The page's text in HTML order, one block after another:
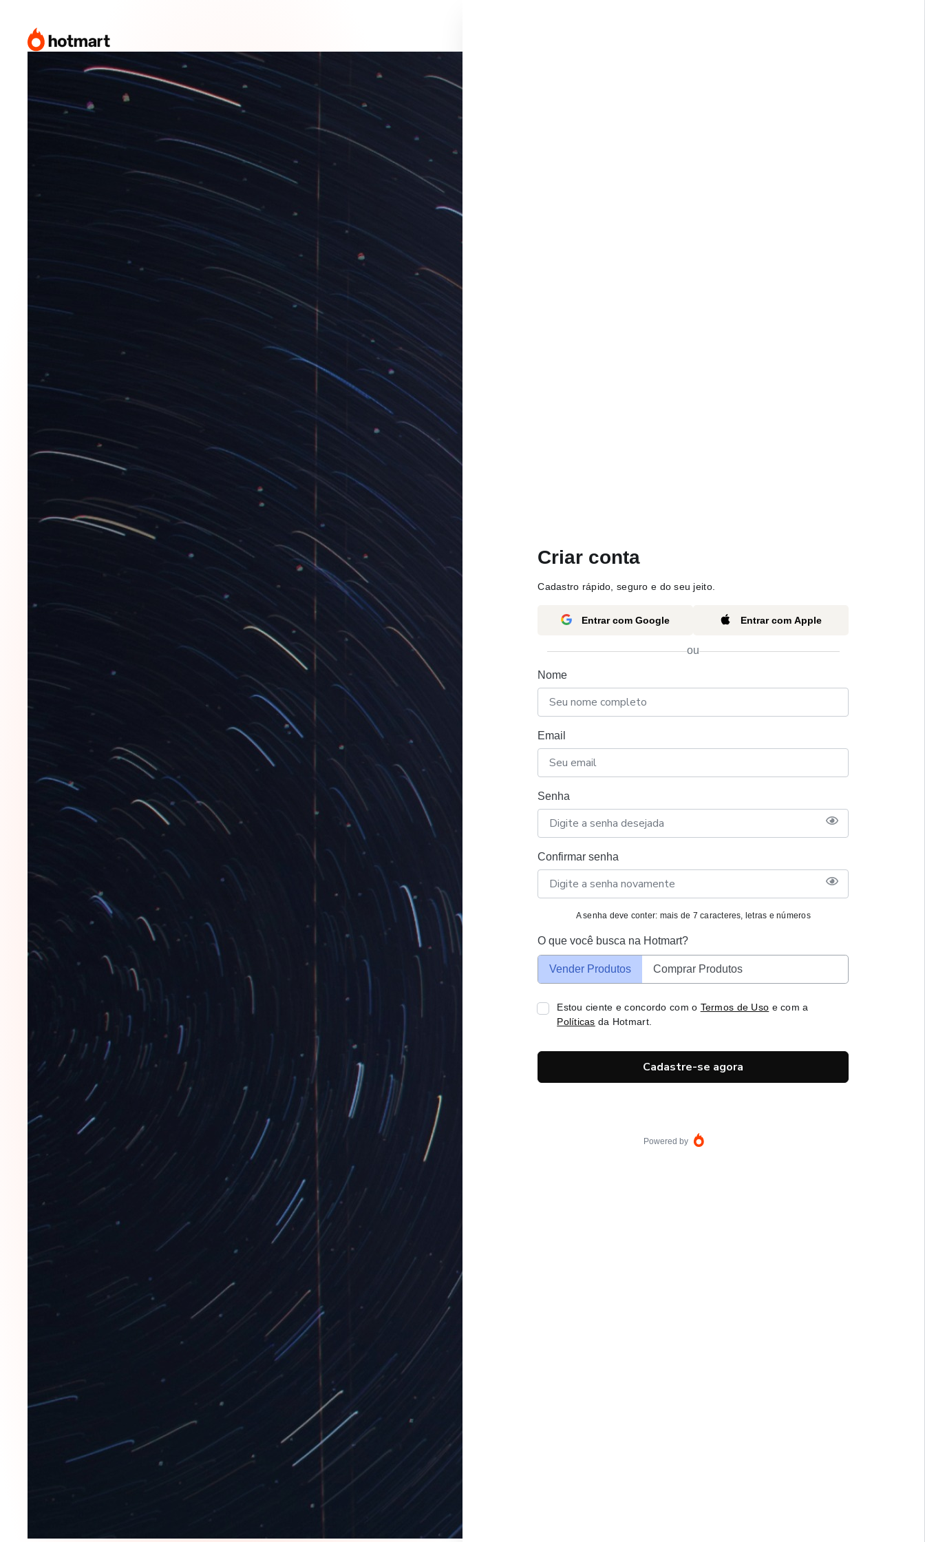
Criar conta
Cadastro rápido, seguro e do seu jeito.
Entrar com Google Entrar com Apple
ou
Nome
Email
Senha
Confirmar senha
A senha deve conter: mais de 7 caracteres, letras e números
O que você busca na Hotmart?
Vender Produtos Comprar Produtos
Estou ciente e concordo com o Termos de Uso e com a
Políticas da Hotmart.
Cadastre-se agora
Powered by